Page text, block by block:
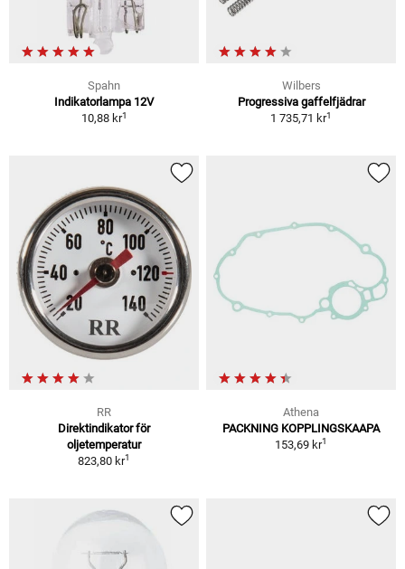
Spahn
Indikatorlampa 12V
10,88 kr1
Wilbers
Progressiva gaffelfjädrar
1 735,71 kr1
RR
Direktindikator för
oljetemperatur
823,80 kr1
Athena
PACKNING KOPPLINGSKAAPA
153,69 kr1